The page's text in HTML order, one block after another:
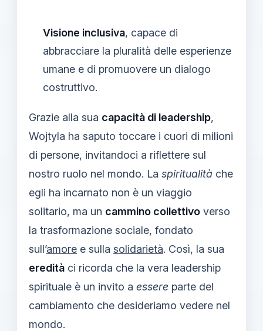
Visione inclusiva, capace di
abbracciare la pluralità delle esperienze
umane e di promuovere un dialogo
costruttivo.
Grazie alla sua capacità di leadership,
Wojtyla ha saputo toccare i cuori di milioni
di persone, invitandoci a riflettere sul
nostro ruolo nel mondo. La spiritualità che
egli ha incarnato non è un viaggio
solitario, ma un cammino collettivo verso
la trasformazione sociale, fondato
sull’amore e sulla solidarietà. Così, la sua
eredità ci ricorda che la vera leadership
spirituale è un invito a essere parte del
cambiamento che desideriamo vedere nel
mondo.